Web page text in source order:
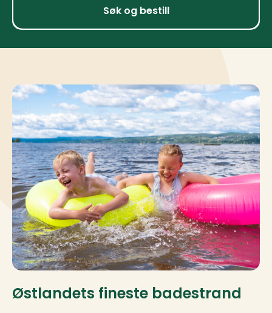
Søk og bestill
Østlandets fineste badestrand